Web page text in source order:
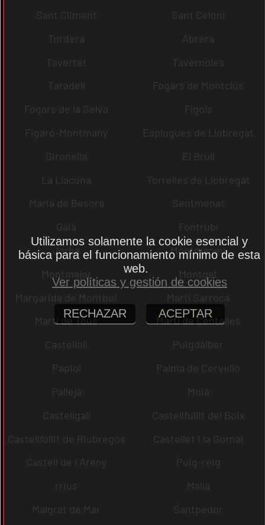
Sant Climent
Sant Celoni
Tordera
Abrera
Tavertet
Tavèrnoles
Taradell
Fogars de Montclús
Fogars de la Selva
Fígols
Figaró-Montmany
Esplugues de Llobregat
Gironella
El Brull
La Llacuna
Torrelles de Llobregat
Maria de Besora
Sentmenat
Gaià
Fontrubí
Jorba
Montmaneu
Montmajor
Montgat
Margarida de Montbui
Martí Sarroca
Martí de Tous
Martí de Centelles
Castellolí
Puigdàlber
Papiol
Palma de Cervelló
Pallejà
Moià
Castellgalí
Castellfullit del Boix
Castellfollit de Riubregós
Castellet i la Gornal
Castell de l´Areny
Puig-reig
rrius
Malla
Malgrat de Mar
Santpedor
Utilizamos solamente la cookie esencial y
básica para el funcionamiento mínimo de esta
web.
Ver políticas y gestión de cookies
RECHAZAR ACEPTAR